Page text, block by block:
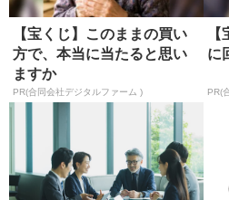
【宝くじ】このままの買い
方で、本当に当たると思い
ますか
PR(合同会社デジタルファーム )
に
PR(